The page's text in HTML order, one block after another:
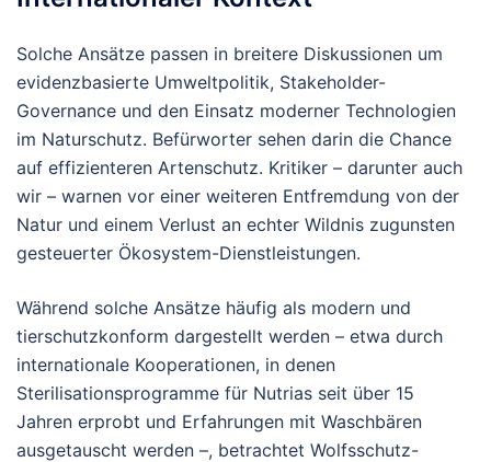
Solche Ansätze passen in breitere Diskussionen um
evidenzbasierte Umweltpolitik, Stakeholder-
Governance und den Einsatz moderner Technologien
im Naturschutz. Befürworter sehen darin die Chance
auf effizienteren Artenschutz. Kritiker – darunter auch
wir – warnen vor einer weiteren Entfremdung von der
Natur und einem Verlust an echter Wildnis zugunsten
gesteuerter Ökosystem-Dienstleistungen.
Während solche Ansätze häufig als modern und
tierschutzkonform dargestellt werden – etwa durch
internationale Kooperationen, in denen
Sterilisationsprogramme für Nutrias seit über 15
Jahren erprobt und Erfahrungen mit Waschbären
ausgetauscht werden –, betrachtet Wolfsschutz-